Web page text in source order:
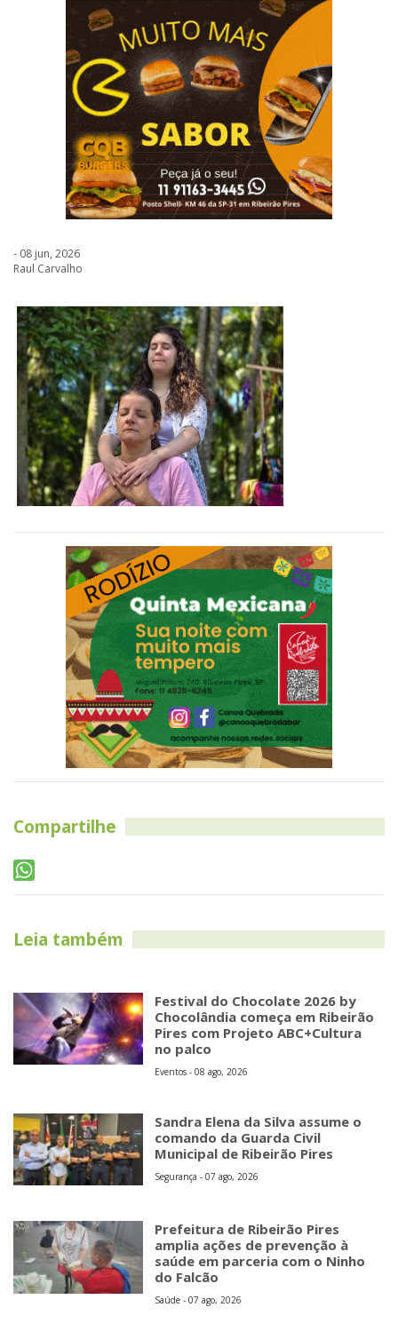
- 08 jun, 2026
Raul Carvalho
Compartilhe
Leia também
Festival do Chocolate 2026 by
Chocolândia começa em Ribeirão
Pires com Projeto ABC+Cultura
no palco
Eventos - 08 ago, 2026
Sandra Elena da Silva assume o
comando da Guarda Civil
Municipal de Ribeirão Pires
Segurança - 07 ago, 2026
Prefeitura de Ribeirão Pires
amplia ações de prevenção à
saúde em parceria com o Ninho
do Falcão
Saúde - 07 ago, 2026